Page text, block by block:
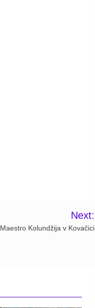
Next:
Maestro Kolundžija v Kovačici